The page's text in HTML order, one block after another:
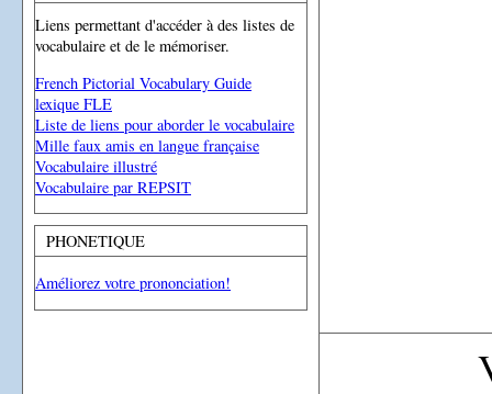
Liens permettant d'accéder à des listes de
vocabulaire et de le mémoriser.
French Pictorial Vocabulary Guide
lexique FLE
Liste de liens pour aborder le vocabulaire
Mille faux amis en langue française
Vocabulaire illustré
Vocabulaire par REPSIT
PHONETIQUE
Améliorez votre prononciation!